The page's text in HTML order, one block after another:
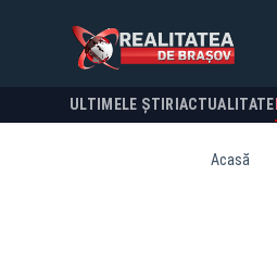
ULTIMELE ȘTIRI ACTUALITATE
Acasă